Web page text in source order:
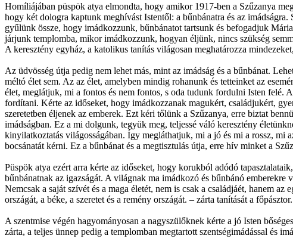
Homíliájában püspök atya elmondta, hogy amikor 1917-ben a Szűzanya
hogy két dologra kaptunk meghívást Istentől: a bűnbánatra és az
gyűlünk össze, hogy imádkozzunk, bűnbánatot tartsunk és befogadjuk
járjunk templomba, mikor imádkozzunk, hogyan éljünk, nincs szükség
A keresztény egyház, a katolikus tanítás világosan meghatározza
Az üdvösség útja pedig nem lehet más, mint az imádság és a bűnbánat.
méltó élet sem. Az az élet, amelyben mindig rohanunk és tetteinket az
élet, meglátjuk, mi a fontos és nem fontos, s oda tudunk fordulni Isten felé.
fordítani. Kérte az időseket, hogy imádkozzanak magukért, családjukért,
szeretetben éljenek az emberek. Ezt kéri tőlünk a Szűzanya, erre biztat
imádságban. Ez a mi dolgunk, tegyük meg, teljessé váló keresztény
kinyilatkoztatás világosságában. Így megláthatjuk, mi a jó és mi a rossz,
bocsánatát kérni. Ez a bűnbánat és a megtisztulás útja, erre hív minket a
Püspök atya ezért arra kérte az időseket, hogy korukból adódó
bűnbánatnak az igazságát. A világnak ma imádkozó és bűnbánó
Nemcsak a saját szívét és a maga életét, nem is csak a családjáét, hanem
országát, a béke, a szeretet és a remény országát. – zárta tanítását a főpásztor.
A szentmise végén hagyományosan a nagyszülőknek kérte a jó Isten
zárta, a teljes ünnep pedig a templomban megtartott szentségimádással és